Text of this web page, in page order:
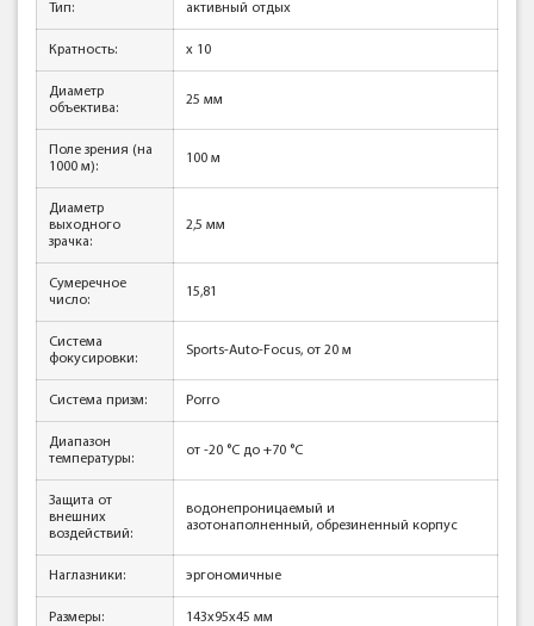
Тип: активный отдых
Кратность: x 10
Диаметр
объектива:
25 мм
Поле зрения (на
1000 м):
100 м
Диаметр
выходного
зрачка:
2,5 мм
Сумеречное
число:
15,81
Система
фокусировки:
Sports-Auto-Focus, от 20 м
Система призм: Porro
Диапазон
температуры:
от -20 °С до +70 °С
Защита от
внешних
воздействий:
водонепроницаемый и
азотонаполненный, обрезиненный корпус
Наглазники: эргономичные
Размеры: 143х95х45 мм